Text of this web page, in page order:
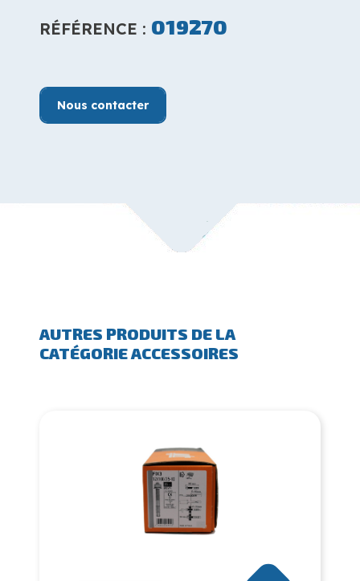
RÉFÉRENCE : 019270
Nous contacter
AUTRES PRODUITS DE LA
CATÉGORIE ACCESSOIRES